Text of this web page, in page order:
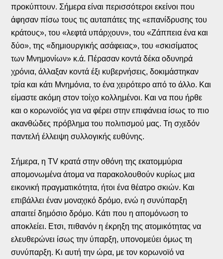
προκύπτουν. Σήμερα είναι περισσότεροι εκείνοι που
άφησαν πίσω τους τις αυταπάτες της «επανίδρυσης του
κράτους», του «λεφτά υπάρχουν», του «Ζάππεια ένα και
δύο», της «δημιουργικής ασάφειας», του «σκισίματος
των Μνημονίων» κ.ά. Πέρασαν κοντά δέκα οδυνηρά
χρόνια, άλλαξαν κοντά έξι κυβερνήσεις, δοκιμάστηκαν
τρία και κάτι Μνημόνια, το ένα χειρότερο από το άλλο. Και
είμαστε ακόμη στον τοίχο κολλημένοι. Και να που ήρθε
και ο κορωνοϊός για να φέρει στην επιφάνεια ίσως το πιο
ακανθώδες πρόβλημα του πολιτισμού μας. Τη σχεδόν
παντελή έλλειψη συλλογικής ευθύνης.
Σήμερα, η ΤV κρατά στην οθόνη της εκατομμύρια
απομονωμένα άτομα να παρακολουθούν κυρίως μια
εικονική πραγματικότητα, ήτοι ένα θέατρο σκιών. Και
επιβάλλει έναν μοναχικό δρόμο, ενώ η συνύπαρξη
απαιτεί δημόσιο δρόμο. Κάτι που η απομόνωση το
αποκλείει. Ετσι, πιθανόν η έκρηξη της ατομικότητας να
ελευθερώνει ίσως την ύπαρξη, υπονομεύει όμως τη
συνύπαρξη. Κι αυτή την ώρα, με τον κορωνοϊό να